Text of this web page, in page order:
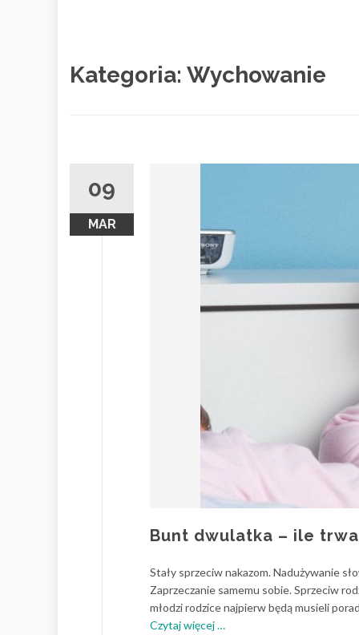
Kategoria: Wychowanie
09
MAR
Bunt dwulatka – ile
Stały sprzeciw nakazom. Nadużywanie
Zaprzeczanie samemu sobie. Sprzeciw
młodzi rodzice najpierw będą musieli
Czytaj więcej…